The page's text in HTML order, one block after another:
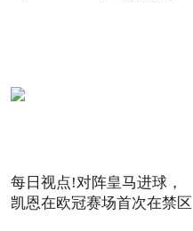
每日视点!对阵皇马进球，
凯恩在欧冠赛场首次在禁区